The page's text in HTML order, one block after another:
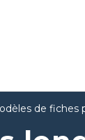
de fiches